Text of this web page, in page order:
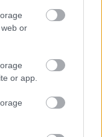
or
or app.